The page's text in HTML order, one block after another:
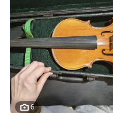
6